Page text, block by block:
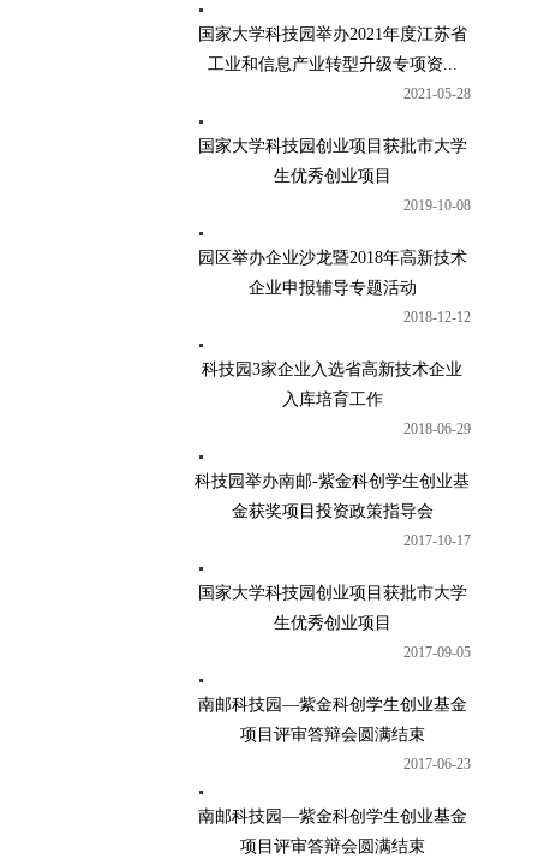
国家大学科技园举办2021年度江苏省
工业和信息产业转型升级专项资...
2021-05-28
国家大学科技园创业项目获批市大学
生优秀创业项目
2019-10-08
园区举办企业沙龙暨2018年高新技术
企业申报辅导专题活动
2018-12-12
科技园3家企业入选省高新技术企业
入库培育工作
2018-06-29
科技园举办南邮-紫金科创学生创业基
金获奖项目投资政策指导会
2017-10-17
国家大学科技园创业项目获批市大学
生优秀创业项目
2017-09-05
南邮科技园—紫金科创学生创业基金
项目评审答辩会圆满结束
2017-06-23
南邮科技园—紫金科创学生创业基金
项目评审答辩会圆满结束